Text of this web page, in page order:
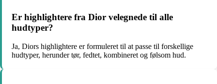
Er highlightere fra Dior velegnede til alle
hudtyper?
Ja, Diors highlightere er formuleret til at passe til forskellige
hudtyper, herunder tør, fedtet, kombineret og følsom hud.